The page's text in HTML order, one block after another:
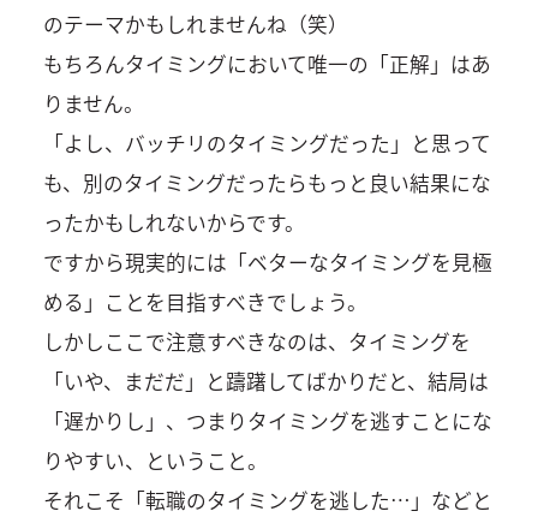
のテーマかもしれませんね（笑）
もちろんタイミングにおいて唯一の「正解」はあ
りません。
「よし、バッチリのタイミングだった」と思って
も、別のタイミングだったらもっと良い結果にな
ったかもしれないからです。
ですから現実的には「ベターなタイミングを見極
める」ことを目指すべきでしょう。
しかしここで注意すべきなのは、タイミングを
「いや、まだだ」と躊躇してばかりだと、結局は
「遅かりし」、つまりタイミングを逃すことにな
りやすい、ということ。
それこそ「転職のタイミングを逃した…」などと